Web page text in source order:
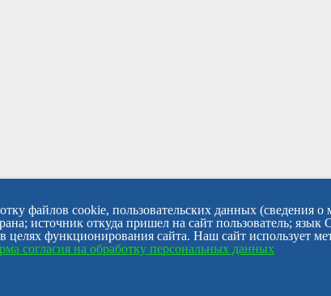
файлов cookie, пользовательских данных (сведения
источник откуда пришел на сайт пользователь;
целях функционирования сайта. Наш сайт использует
согласия на обработку персональных данных